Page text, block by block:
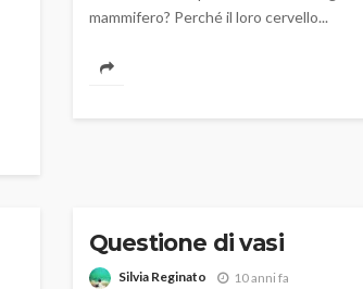
mammifero? Perché il loro cervello...
Questione di vasi
Silvia Reginato 10 anni fa